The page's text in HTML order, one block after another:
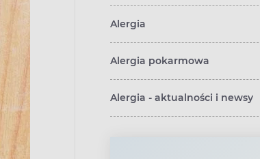
Alergia
Alergia pokarmowa
Alergia - aktualności i newsy